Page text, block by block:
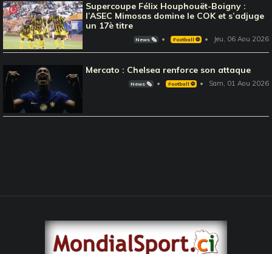
Supercoupe Félix Houphouët-Boigny :
l’ASEC Mimosas domine le COK et s’adjuge
un 17è titre
News 🗞️ Football ⚽️ Jeu, 06 Aou 2026
Mercato : Chelsea renforce son attaque
News 🗞️ Football ⚽️ Sam, 01 Aou 2026